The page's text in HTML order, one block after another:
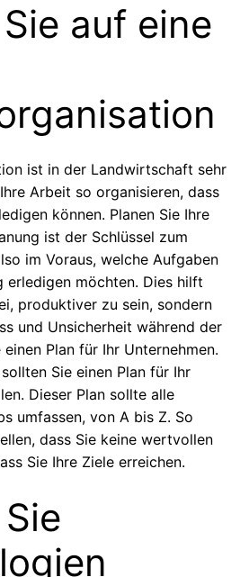
auf eine
ist in der Landwirtschaft sehr
Arbeit so organisieren, dass
können. Planen Sie Ihre
ist der Schlüssel zum
im Voraus, welche Aufgaben
erledigen möchten. Dies hilft
produktiver zu sein, sondern
und Unsicherheit während der
Plan für Ihr Unternehmen.
Sie einen Plan für Ihr
Dieser Plan sollte alle
umfassen, von A bis Z. So
dass Sie keine wertvollen
Sie Ihre Ziele erreichen.